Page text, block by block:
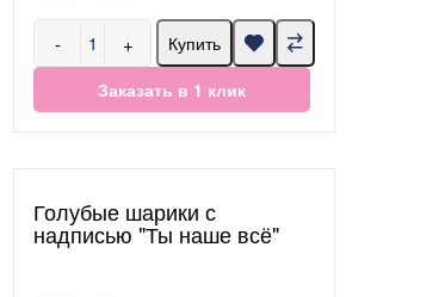
- +
Купить
Заказать в 1 клик
Голубые шарики с
надписью "Ты наше всё"